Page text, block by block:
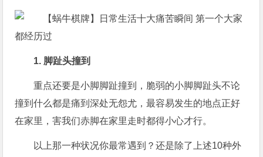
1. 脚趾头撞到
重点还要是小脚脚趾撞到，脆弱的小脚脚趾头不论
撞到什么都是痛到深处无怨尤，最容易发生的地点正好
在家里，害我们赤脚在家里走时都得小心才行。
以上那一种状况你最常遇到？还是除了上述10种外